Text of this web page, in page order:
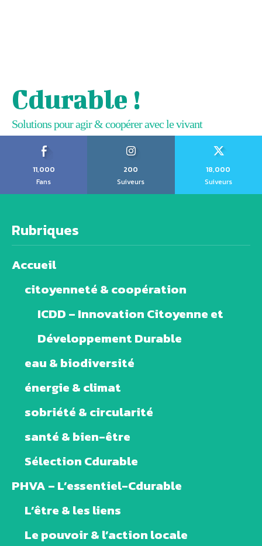
Cdurable !
Solutions pour agir & coopérer avec le vivant
11,000
Fans
200
Suiveurs
18,000
Suiveurs
Rubriques
Accueil
citoyenneté & coopération
ICDD – Innovation Citoyenne et
Développement Durable
eau & biodiversité
énergie & climat
sobriété & circularité
santé & bien-être
Sélection Cdurable
PHVA – L’essentiel-Cdurable
L’être & les liens
Le pouvoir & l’action locale